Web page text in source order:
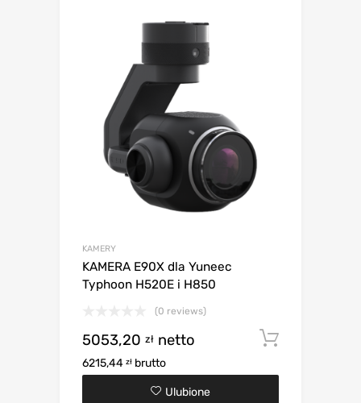
KAMERY
KAMERA E90X dla Yuneec
Typhoon H520E i H850
(0 reviews)
5053,20 zł netto
6215,44 zł brutto
Ulubione